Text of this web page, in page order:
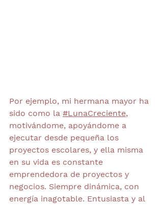
Por ejemplo, mi hermana mayor ha
sido como la #LunaCreciente,
motivándome, apoyándome a
ejecutar desde pequeña los
proyectos escolares, y ella misma
en su vida es constante
emprendedora de proyectos y
negocios. Siempre dinámica, con
energía inagotable. Entusiasta y al